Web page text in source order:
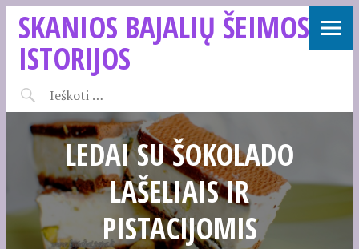
SKANIOS BAJALIŲ ŠEIMOS
ISTORIJOS
LEDAI SU ŠOKOLADO
LAŠELIAIS IR
PISTACIJOMIS